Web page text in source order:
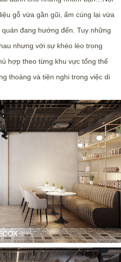
gỗ vừa gần gũi, ấm cúng lại vừa
đang hướng đến. Tuy những
nhưng với sự khéo léo trong
hợp theo từng khu vực tổng thể
thoáng và tiện nghi trong việc di